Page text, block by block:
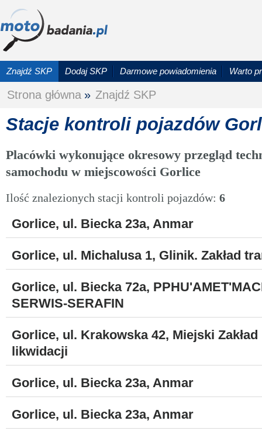
Znajdź SKP Dodaj SKP Darmowe powiadomienia Warto
Strona główna » Znajdź SKP
Stacje kontroli pojazdów
Placówki wykonujące okresowy przegląd
samochodu w miejscowości Gorlice
Ilość znalezionych stacji kontroli pojazdów: 6
Gorlice, ul. Biecka 23a, Anmar
Gorlice, ul. Michalusa 1, Glinik. Zakład
Gorlice, ul. Biecka 72a,
SERWIS-SERAFIN
Gorlice, ul. Krakowska 42, Miejski
likwidacji
Gorlice, ul. Biecka 23a, Anmar
Gorlice, ul. Biecka 23a, Anmar